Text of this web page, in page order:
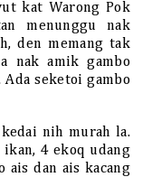
kat Warong Pok
menunggu nak
den memang tak
nak amik gambo
seketoi gambo
nih murah la.
ikan, 4 ekoq udang
ais dan ais kacang